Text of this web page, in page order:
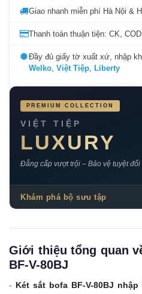
Giao nhanh miễn phí Hà Nội &
Thanh toán thuận tiện: CK,
Đầy đủ giấy tờ xuất xứ, nhập
Welko Việt Tiệp Liberty
PREMIUM COLLECTION
VIỆT TIỆP
LUXURY
Đẳng cấp vượt trội – Bảo vệ tuyệt đối
Khám phá bộ sưu tập
Giới thiệu tổng quan
BF-V-80BJ
- Két sắt bofa BF-V-80BJ